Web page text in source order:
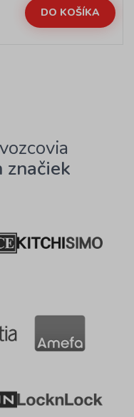
DO KOŠÍKA
značiek